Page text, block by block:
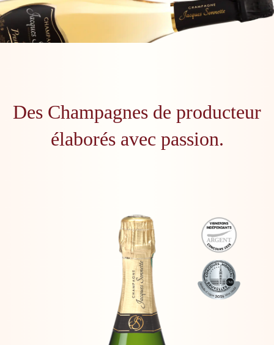
Des Champagnes de producteur
élaborés avec passion.